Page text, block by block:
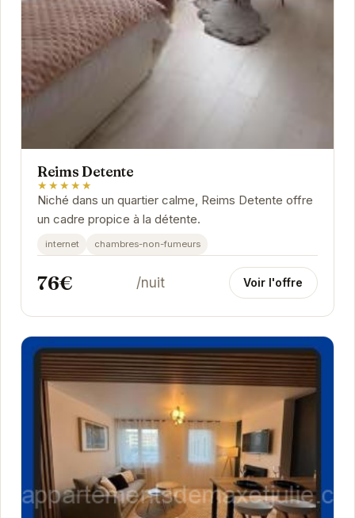
Reims Detente
★★★★★
Niché dans un quartier calme, Reims Detente offre
un cadre propice à la détente.
internet chambres-non-fumeurs
76€ /nuit Voir l'offre